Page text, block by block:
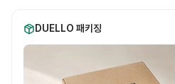
DUELLO 패키징